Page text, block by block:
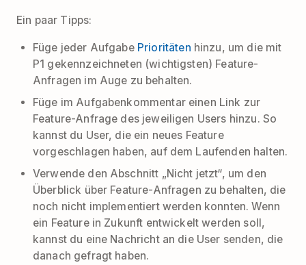
Ein paar Tipps:
Füge jeder Aufgabe Prioritäten hinzu, um die mit
P1 gekennzeichneten (wichtigsten) Feature-
Anfragen im Auge zu behalten.
Füge im Aufgabenkommentar einen Link zur
Feature-Anfrage des jeweiligen Users hinzu. So
kannst du User, die ein neues Feature
vorgeschlagen haben, auf dem Laufenden halten.
Verwende den Abschnitt „Nicht jetzt“, um den
Überblick über Feature-Anfragen zu behalten, die
noch nicht implementiert werden konnten. Wenn
ein Feature in Zukunft entwickelt werden soll,
kannst du eine Nachricht an die User senden, die
danach gefragt haben.